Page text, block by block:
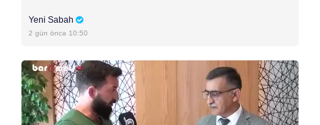
Yeni Sabah
2 gün öncə 10:50